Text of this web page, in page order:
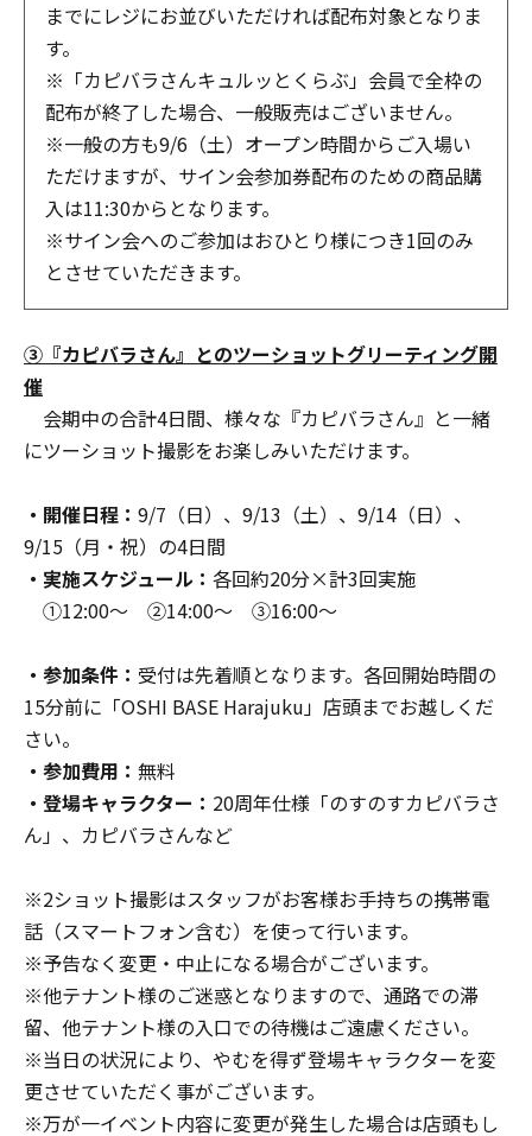
までにレジにお並びいただければ配布対象となりま
す。
※「カピバラさんキュルッとくらぶ」会員で全枠の
配布が終了した場合、一般販売はございません。
※一般の方も9/6（土）オープン時間からご入場い
ただけますが、サイン会参加券配布のための商品購
入は11:30からとなります。
※サイン会へのご参加はおひとり様につき1回のみ
とさせていただきます。
③『カピバラさん』とのツーショットグリーティング開
催
会期中の合計4日間、様々な『カピバラさん』と一緒
にツーショット撮影をお楽しみいただけます。
・開催日程： 9/7（日）、9/13（土）、9/14（日）、
9/15（月・祝）の4日間
・実施スケジュール： 各回約20分×計3回実施
➀12:00～ ②14:00～ ③16:00～
・参加条件： 受付は先着順となります。各回開始時間の
15分前に「OSHI BASE Harajuku」店頭までお越しくだ
さい。
・参加費用： 無料
・登場キャラクター： 20周年仕様「のすのすカピバラさ
ん」、カピバラさんなど
※2ショット撮影はスタッフがお客様お手持ちの携帯電
話（スマートフォン含む）を使って行います。
※予告なく変更・中止になる場合がございます。
※他テナント様のご迷惑となりますので、通路での滞
留、他テナント様の入口での待機はご遠慮ください。
※当日の状況により、やむを得ず登場キャラクターを変
更させていただく事がございます。
※万が一イベント内容に変更が発生した場合は店頭もし